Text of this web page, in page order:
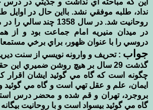
نداد، طلبه موفقي نشد. بااين حال در
روحانيت شد. در سال 1358
در ميدان منيريه امام جماعت بود و از
دروسي را با عنوان ظهور، براي برخي
جواب : تحريف و وارونه نويسي از سنت
گذشت 29 سال بر هيچ روشن ضميري
چگونه است كه گاه مي گوئيد ايشان اقرار
ايمان، علم و عقل تهي است و گاه مي گوئيد
بروجرد، تهران و قم شده و محضر درس
گاه مي گوئيد بيسواد است و با روحانيت